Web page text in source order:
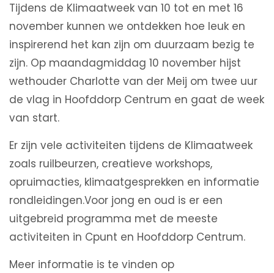
Tijdens de Klimaatweek van 10 tot en met 16
november kunnen we ontdekken hoe leuk en
inspirerend het kan zijn om duurzaam bezig te
zijn. Op maandagmiddag 10 november hijst
wethouder Charlotte van der Meij om twee uur
de vlag in Hoofddorp Centrum en gaat de week
van start.
Er zijn vele activiteiten tijdens de Klimaatweek
zoals ruilbeurzen, creatieve workshops,
opruimacties, klimaatgesprekken en informatie
rondleidingen.Voor jong en oud is er een
uitgebreid programma met de meeste
activiteiten in Cpunt en Hoofddorp Centrum.
Meer informatie is te vinden op